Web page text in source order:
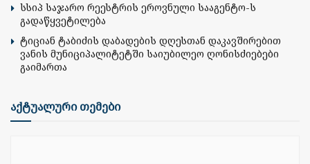
სსიპ საჯარო რეესტრის ეროვნული სააგენტო-ს
გადაწყვეტილება
ტიციან ტაბიძის დაბადების დღესთან დაკავშირებით
ვანის მუნიციპალიტეტში საიუბილეო ღონისძიებები
გაიმართა
აქტუალური თემები